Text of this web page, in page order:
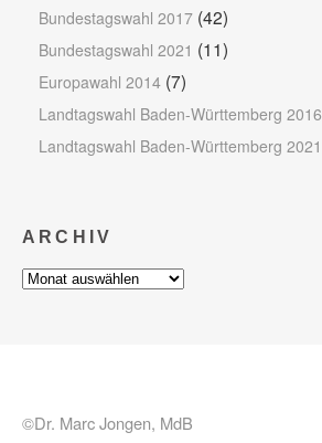
Bundestagswahl 2017 (42)
Bundestagswahl 2021 (11)
Europawahl 2014 (7)
Landtagswahl Baden-Württemberg 2016
Landtagswahl Baden-Württemberg 2021
ARCHIV
Archiv
©Dr. Marc Jongen, MdB